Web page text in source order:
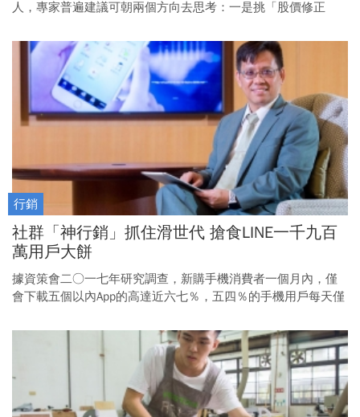
人，專家普遍建議可朝兩個方向去思考：一是挑「股價修正
存股族波段操作；第二，是卡位有產業亮點、有集團作帳題材
者，即使現金殖利率不到三％，但受惠產業趨勢向上的熱度，
積極型的投資人可望在「賺價差」的同時，也能一併收割「息
值」，搭上除權息行情順風車。
行銷
社群「神行銷」抓住滑世代 搶食LINE一千九百
萬用戶大餅
據資策會二○一七年研究調查，新購手機消費者一個月內，僅
會下載五個以內App的高達近六七％，五四％的手機用戶每天僅
六％，遠高出第二的遊戲類（五四％）。